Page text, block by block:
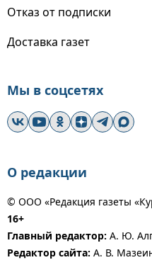
Отказ от подписки
Доставка газет
Мы в соцсетях
О редакции
© ООО «Редакция газеты
16+
Главный редактор: А. Ю.
Редактор сайта: А. В.